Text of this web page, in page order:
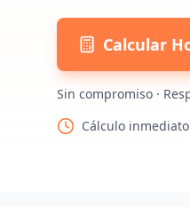
Calcular
Sin compromiso ·
Cálculo inmediato